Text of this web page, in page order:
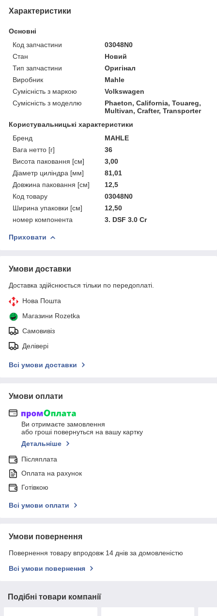
Характеристики
Основні
Код запчастини
03048N0
Стан
Новий
Тип запчастини
Оригінал
Виробник
Mahle
Сумісність з маркою
Volkswagen
Сумісність з моделлю
Phaeton, California, Touareg,
Multivan, Crafter, Transporter
Користувальницькі характеристики
Бренд
MAHLE
Вага нетто [г]
36
Висота паковання [см]
3,00
Діаметр циліндра [мм]
81,01
Довжина паковання [см]
12,5
Код товару
03048N0
Ширина упаковки [см]
12,50
номер компонента
3. DSF 3.0 Cr
Приховати
Умови доставки
Доставка здійснюється тільки по передоплаті.
Нова Пошта
Магазини Rozetka
Самовивіз
Делівері
Всі умови доставки
Умови оплати
Ви отримаєте замовлення
або гроші повернуться на вашу картку
Детальніше
Післяплата
Оплата на рахунок
Готівкою
Всі умови оплати
Умови повернення
Повернення товару впродовж 14 днів за домовленістю
Всі умови повернення
Подібні товари компанії